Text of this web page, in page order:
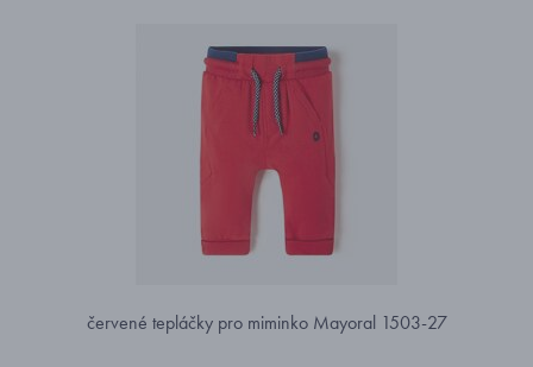
červené tepláčky pro miminko Mayoral 1503-27